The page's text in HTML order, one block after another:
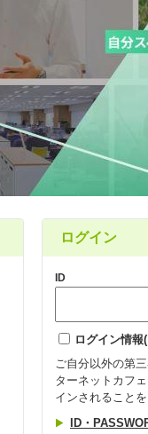
ログイン
ID
ログイン情報
ご自分以外の第
ターネットカフ
インされることを
ID・